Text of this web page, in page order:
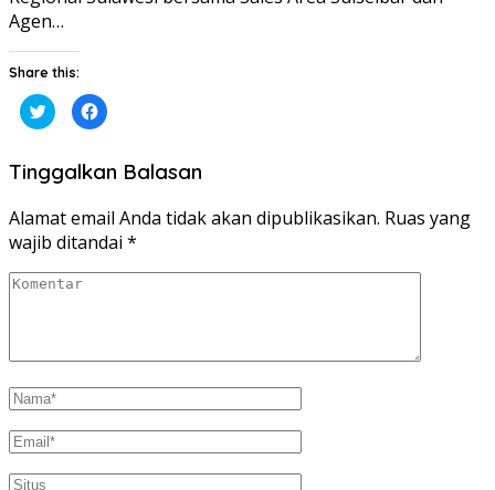
Agen…
Share this:
Klik
untuk
berbagi
Twitter(Membuka
di
jendela
baru)
Klik
untuk
Facebook(Membuka
di
baru)
Tinggalkan Balasan
Alamat email Anda tidak akan dipublikasikan. Ruas yang
wajib ditandai *